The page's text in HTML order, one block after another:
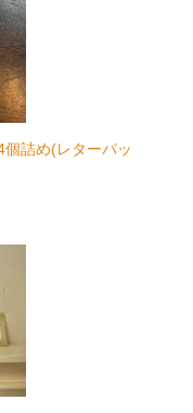
詰め(レターパッ